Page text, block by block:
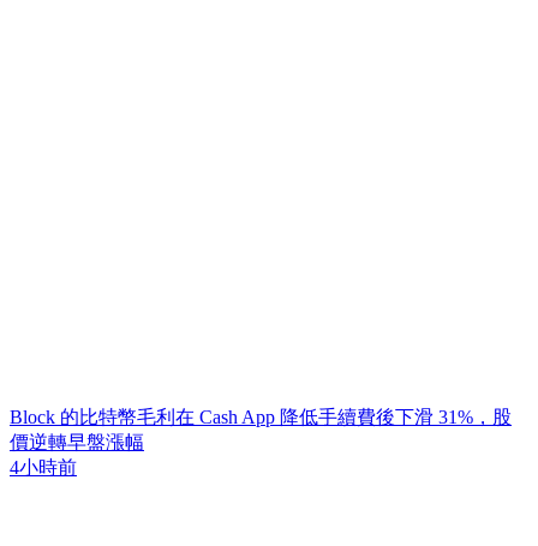
Block 的比特幣毛利在 Cash App 降低手續費後下滑 31%，股
價逆轉早盤漲幅
4小時前